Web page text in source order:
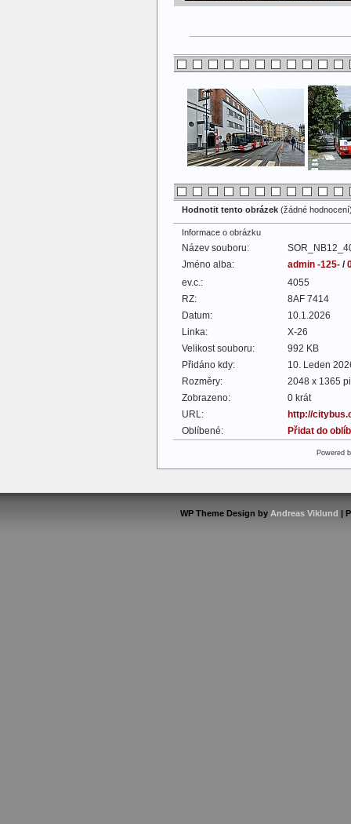
Hodnotit tento obrázek (žádné
Informace o obrázku
Název souboru:
Jméno alba:
admin -125- /
ev.c.:
4055
RZ:
8AF 7414
Datum:
10.1.2026
Linka:
X-26
Velikost souboru:
992 KB
Přidáno kdy:
10. Leden
Rozměry:
2048 x 1365
Zobrazeno:
0 krát
URL:
http://
Oblíbené:
Přidat do
Powered
WP Theme Design by Andreas Viklund |